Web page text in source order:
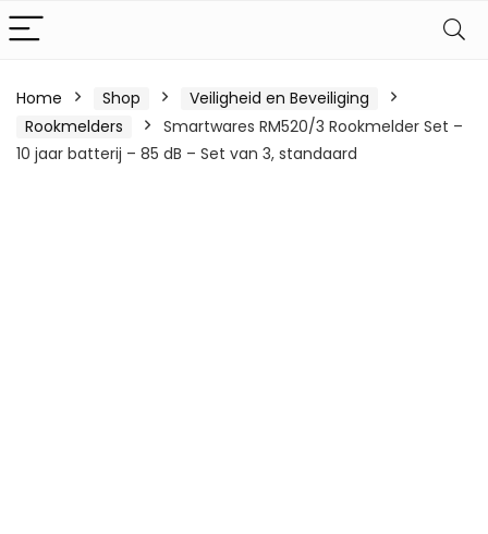
Home Shop
Veiligheid en Beveiliging
Rookmelders
Smartwares RM520/3 Rookmelder Set –
10 jaar batterij – 85 dB – Set van 3, standaard